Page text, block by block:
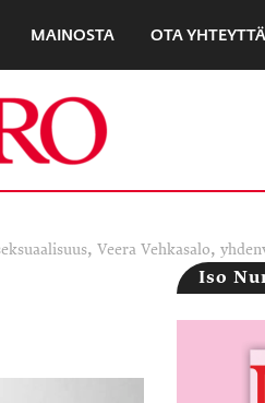
MAINOSTA OTA YHTEYTTÄ
, Veera Vehkasalo,
Iso